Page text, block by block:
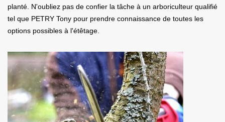
planté. N'oubliez pas de confier la tâche à un arboriculteur qualifié
tel que PETRY Tony pour prendre connaissance de toutes les
options possibles à l'étêtage.